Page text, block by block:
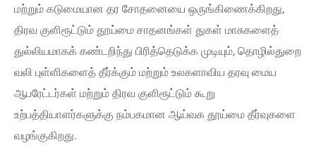
மற்றும் கடுமையான தர சோதனையை ஒருங்கிணைக்கிறது,
திரவ குளிரூட்டும் தூய்மை சாதனங்கள் துகள் மாசுகளைத்
துல்லியமாகக் கண்டறிந்து பிரித்தெடுக்க முடியும், தொழில்துறை
வலி புள்ளிகளைத் தீர்க்கும் மற்றும் உலகளாவிய தரவு மைய
ஆபரேட்டர்கள் மற்றும் திரவ குளிரூட்டும் கூறு
உற்பத்தியாளர்களுக்கு நம்பகமான ஆய்வக தூய்மை தீர்வுகளை
வழங்குகிறது.